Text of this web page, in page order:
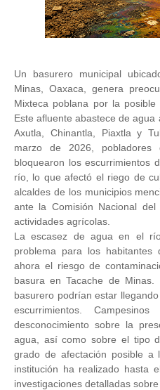
Un basurero municipal
Minas, Oaxaca, genera
Mixteca poblana por la
Este afluente abastece de agua
Axutla, Chinantla, Piaxtla y
marzo de 2026, pobladores
bloquearon los escurrimientos
río, lo que afectó el riego de
alcaldes de los municipios
ante la Comisión Nacional
actividades agrícolas.
La escasez de agua en el
problema para los
ahora el riesgo de
basura en Tacache de
basurero podrían estar
escurrimientos.
desconocimiento sobre la
agua, así como sobre el tipo
grado de afectación posible a
institución ha realizado hasta
investigaciones detalladas sobre